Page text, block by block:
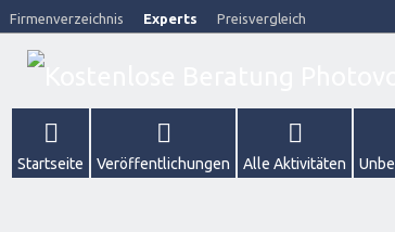
Firmenverzeichnis Experts Preisvergleich
Startseite Veröffentlichungen Alle Aktivitäten